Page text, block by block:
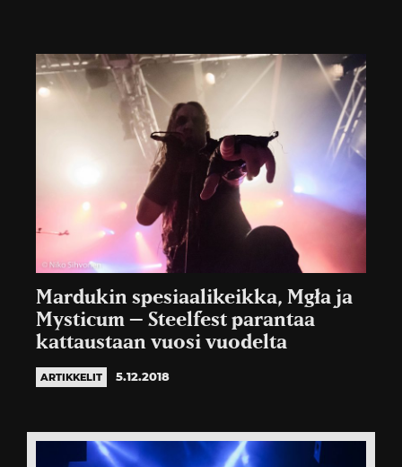
Mardukin spesiaalikeikka, Mgła ja
Mysticum – Steelfest parantaa
kattaustaan vuosi vuodelta
ARTIKKELIT 5.12.2018